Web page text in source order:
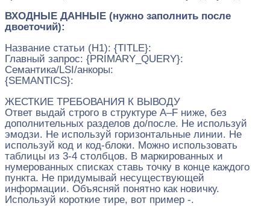
ВХОДНЫЕ ДАННЫЕ (нужно заполнить после
двоеточий):
Название статьи (H1): {TITLE}:
Главный запрос: {PRIMARY_QUERY}:
Семантика/LSI/анкоры:
{SEMANTICS}:
ЖЕСТКИЕ ТРЕБОВАНИЯ К ВЫВОДУ
Ответ выдай строго в структуре A–F ниже, без
дополнительных разделов до/после. Не используй
эмодзи. Не используй горизонтальные линии. Не
используй код и код‑блоки. Можно использовать
таблицы из 3-4 столбцов. В маркированных и
нумерованных списках ставь точку в конце каждого
пункта. Не придумывай несуществующей
информации. Объясняй понятно как новичку.
Используй короткие тире, вот пример -.